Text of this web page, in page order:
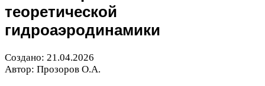
теоретической
гидроаэродинамики
Создано: 21.04.2026
Автор: Прозоров О.А.